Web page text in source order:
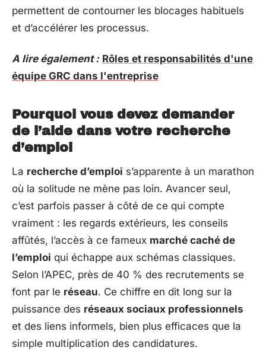
permettent de contourner les blocages habituels
et d’accélérer les processus.
A lire également : Rôles et responsabilités d'une
équipe GRC dans l'entreprise
Pourquoi vous devez demander
de l’aide dans votre recherche
d’emploi
La recherche d’emploi s’apparente à un marathon
où la solitude ne mène pas loin. Avancer seul,
c’est parfois passer à côté de ce qui compte
vraiment : les regards extérieurs, les conseils
affûtés, l’accès à ce fameux marché caché de
l’emploi qui échappe aux schémas classiques.
Selon l’APEC, près de 40 % des recrutements se
font par le réseau. Ce chiffre en dit long sur la
puissance des réseaux sociaux professionnels
et des liens informels, bien plus efficaces que la
simple multiplication des candidatures.